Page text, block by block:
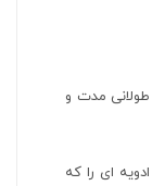
طولانی مدت و
ای را که